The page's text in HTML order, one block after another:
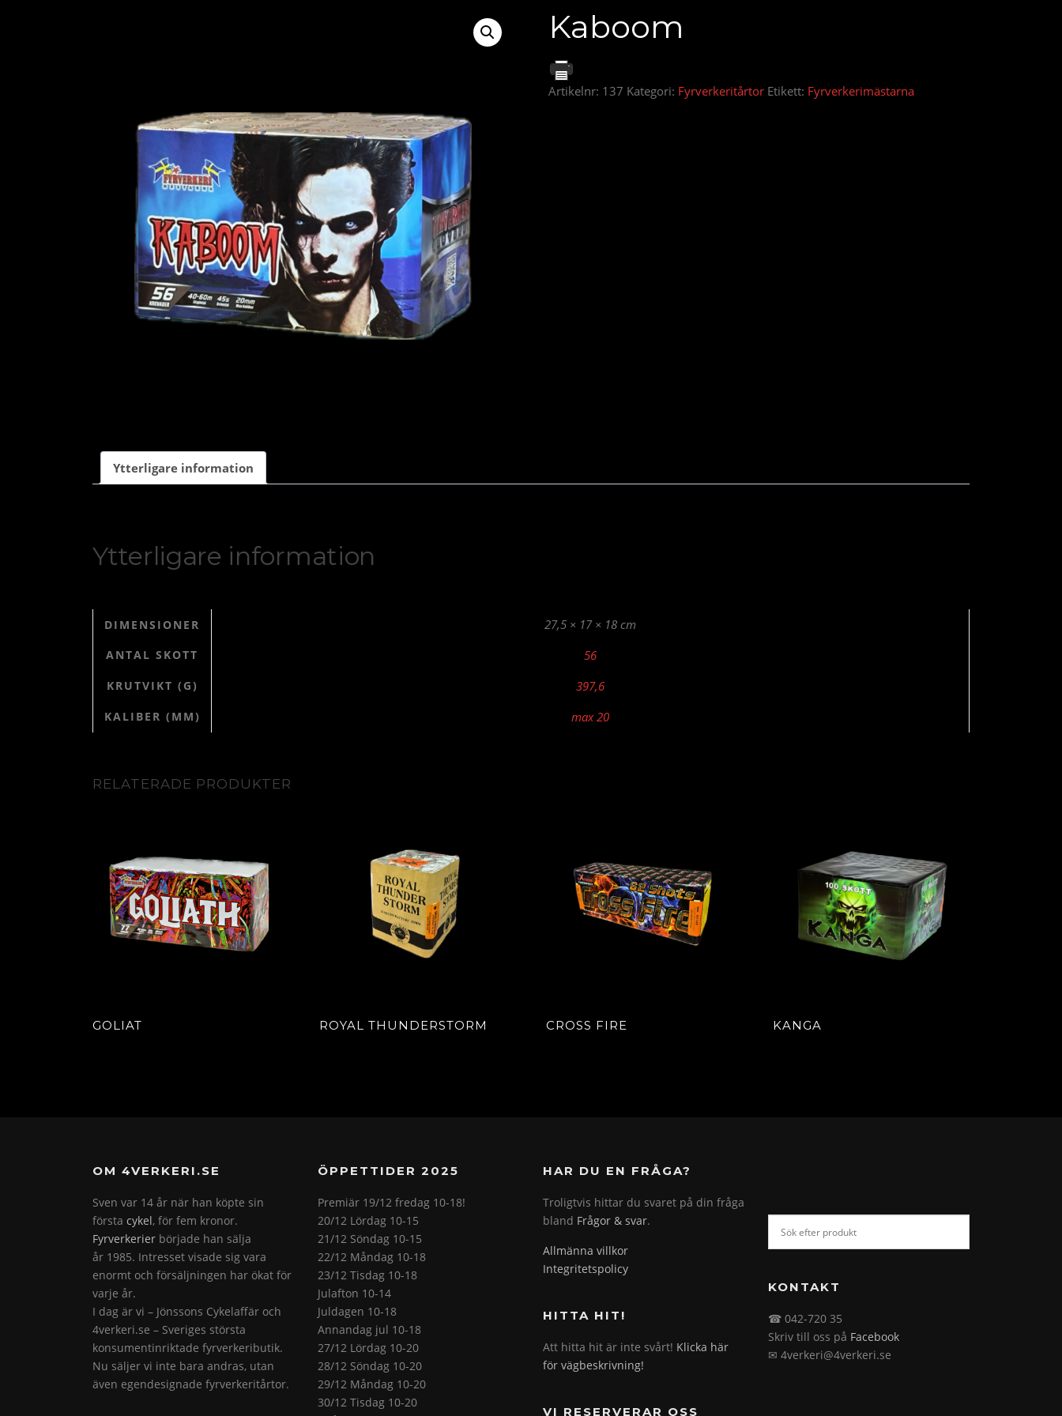
Kaboom
Artikelnr: 137 Kategori: Fyrverkeritårtor Etikett: Fyrverkerimästarna
Ytterligare information
Ytterligare information
DIMENSIONER 27,5 × 17 × 18 cm
ANTAL SKOTT 56
KRUTVIKT (G) 397,6
KALIBER (MM) max 20
RELATERADE PRODUKTER
GOLIAT ROYAL THUNDERSTORM CROSS FIRE KANGA
OM 4VERKERI.SE
Sven var 14 år när han köpte sin
första cykel, för fem kronor.
Fyrverkerier började han sälja
år 1985. Intresset visade sig vara
enormt och försäljningen har ökat för
varje år.
I dag är vi – Jönssons Cykelaffär och
4verkeri.se – Sveriges största
konsumentinriktade fyrverkeributik.
Nu säljer vi inte bara andras, utan
även egendesignade fyrverkeritårtor.
ÖPPETTIDER 2025
Premiär 19/12 fredag 10-18!
20/12 Lördag 10-15
21/12 Söndag 10-15
22/12 Måndag 10-18
23/12 Tisdag 10-18
Julafton 10-14
Juldagen 10-18
Annandag jul 10-18
27/12 Lördag 10-20
28/12 Söndag 10-20
29/12 Måndag 10-20
30/12 Tisdag 10-20
HAR DU EN FRÅGA?
Troligtvis hittar du svaret på din fråga
bland Frågor & svar.
Allmänna villkor
Integritetspolicy
HITTA HIT!
Att hitta hit är inte svårt! Klicka här
för vägbeskrivning!
VI RESERVERAR OSS
KONTAKT
☎ 042-720 35
Skriv till oss på Facebook
✉ 4verkeri@4verkeri.se